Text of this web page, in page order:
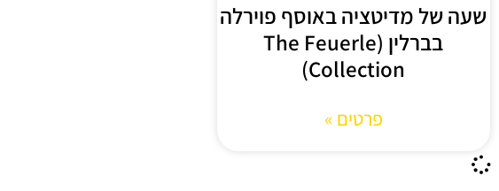
שעה של מדיטציה באוסף פוירלה
בברלין (The Feuerle
Collection)
פרטים »